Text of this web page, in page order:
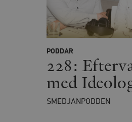
PODDAR
228:
med
SMEDJANPODDEN